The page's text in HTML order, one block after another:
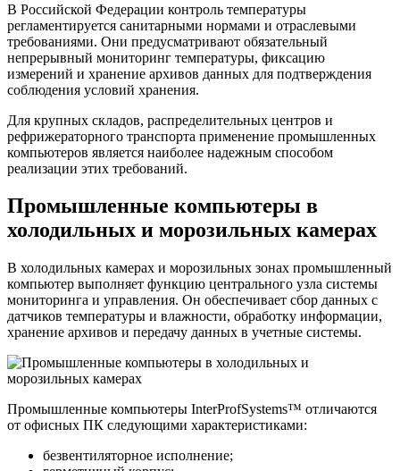
В Российской Федерации контроль температуры
регламентируется санитарными нормами и отраслевыми
требованиями. Они предусматривают обязательный
непрерывный мониторинг температуры, фиксацию
измерений и хранение архивов данных для подтверждения
соблюдения условий хранения.
Для крупных складов, распределительных центров и
рефрижераторного транспорта применение промышленных
компьютеров является наиболее надежным способом
реализации этих требований.
Промышленные компьютеры в
холодильных и морозильных камерах
В холодильных камерах и морозильных зонах промышленный
компьютер выполняет функцию центрального узла системы
мониторинга и управления. Он обеспечивает сбор данных с
датчиков температуры и влажности, обработку информации,
хранение архивов и передачу данных в учетные системы.
Промышленные компьютеры InterProfSystems™ отличаются
от офисных ПК следующими характеристиками:
безвентиляторное исполнение;